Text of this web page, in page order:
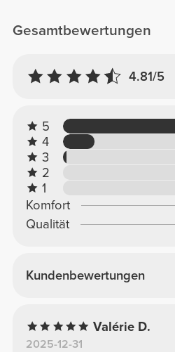
Gesamtbewertungen
4.81/5
5
4
3
2
1
Komfort
Qualität
Kundenbewertungen
Valérie D.
2025-12-31